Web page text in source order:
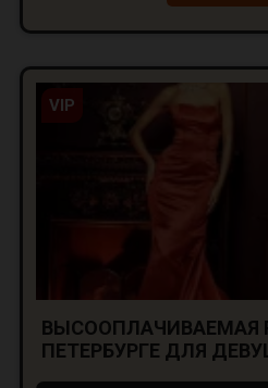
VIP
ВЫСООПЛАЧИВАЕМАЯ
ПЕТЕРБУРГЕ ДЛЯ